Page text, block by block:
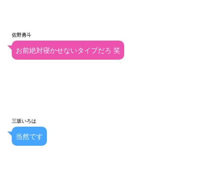
佐野勇斗
お前絶対寝かせないタイプだろ 笑
三坂いろは
当然です